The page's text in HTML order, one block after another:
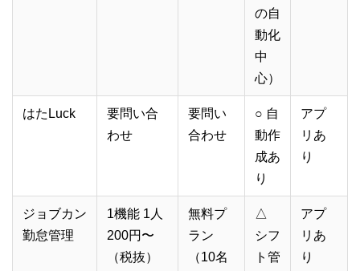
の自
動化
中
心）
はたLuck
要問い合
わせ
要問い
合わせ
○ 自
動作
成あ
り
アプ
リあ
り
ジョブカン
勤怠管理
1機能 1人
200円〜
（税抜）
無料プ
ラン
（10名
△
シフ
ト管
アプ
リあ
り